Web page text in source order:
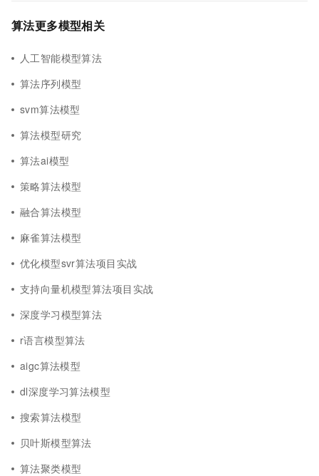
算法更多模型相关
人工智能模型算法
算法序列模型
svm算法模型
算法模型研究
算法ai模型
策略算法模型
融合算法模型
麻雀算法模型
优化模型svr算法项目实战
支持向量机模型算法项目实战
深度学习模型算法
r语言模型算法
aigc算法模型
dl深度学习算法模型
搜索算法模型
贝叶斯模型算法
算法聚类模型